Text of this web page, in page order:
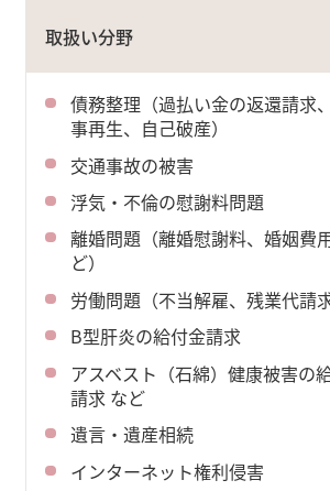
取扱い分野
債務整理（過払い金の返還請求
事再生、自己破産）
交通事故の被害
浮気・不倫の慰謝料問題
離婚問題（離婚慰謝料、婚姻費
ど）
労働問題（不当解雇、残業代請
B型肝炎の給付金請求
アスベスト（石綿）健康被害の
請求 など
遺言・遺産相続
インターネット権利侵害